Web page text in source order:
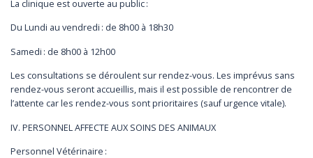
La clinique est ouverte au public :
Du Lundi au vendredi : de 8h00 à 18h30
Samedi : de 8h00 à 12h00
Les consultations se déroulent sur rendez-vous. Les imprévus sans
rendez-vous seront accueillis, mais il est possible de rencontrer de
l’attente car les rendez-vous sont prioritaires (sauf urgence vitale).
IV. PERSONNEL AFFECTE AUX SOINS DES ANIMAUX
Personnel Vétérinaire :